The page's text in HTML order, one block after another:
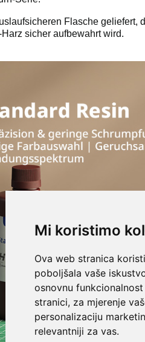
Mi koristimo
Ova web stranica
poboljšala vaše
osnovnu
stranici, za mjerenje
personalizaciju
relevantniji za vas.